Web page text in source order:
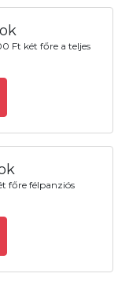
Ft két főre a teljes
főre félpanziós